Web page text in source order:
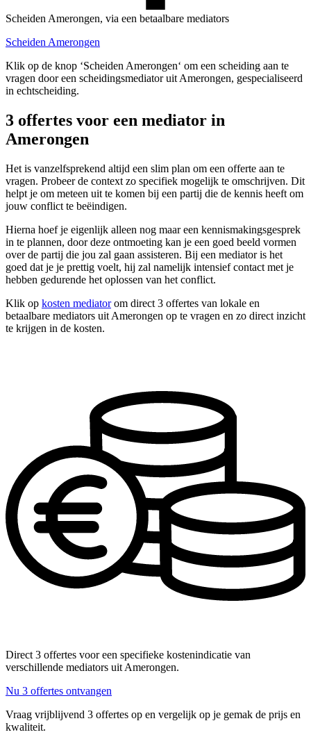
Scheiden Amerongen, via een betaalbare mediators
Scheiden Amerongen
Klik op de knop ‘Scheiden Amerongen‘ om een scheiding aan te
vragen door een scheidingsmediator uit Amerongen, gespecialiseerd
in echtscheiding.
3 offertes voor een mediator in
Amerongen
Het is vanzelfsprekend altijd een slim plan om een offerte aan te
vragen. Probeer de context zo specifiek mogelijk te omschrijven. Dit
helpt je om meteen uit te komen bij een partij die de kennis heeft om
jouw conflict te beëindigen.
Hierna hoef je eigenlijk alleen nog maar een kennismakingsgesprek
in te plannen, door deze ontmoeting kan je een goed beeld vormen
over de partij die jou zal gaan assisteren. Bij een mediator is het
goed dat je je prettig voelt, hij zal namelijk intensief contact met je
hebben gedurende het oplossen van het conflict.
Klik op kosten mediatorom direct 3 offertes van lokale en
betaalbare mediators uit Amerongen op te vragen en zo direct inzicht
te krijgen in de kosten.
Direct 3 offertes voor een specifieke kostenindicatie van
verschillende mediators uit Amerongen.
Nu 3 offertes ontvangen
Vraag vrijblijvend 3 offertes op en vergelijk op je gemak de prijs en
kwaliteit.